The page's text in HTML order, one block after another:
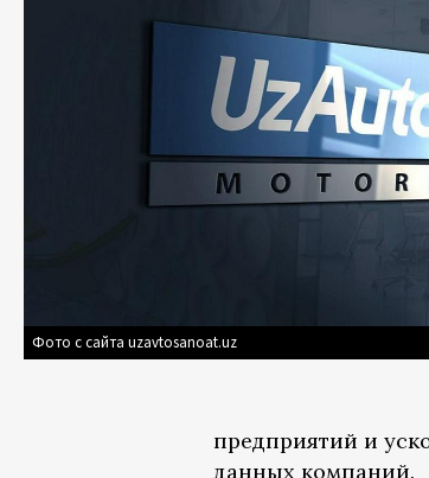
Фото с сайта uzavtosanoat.uz
предприятий и
данных компаний.